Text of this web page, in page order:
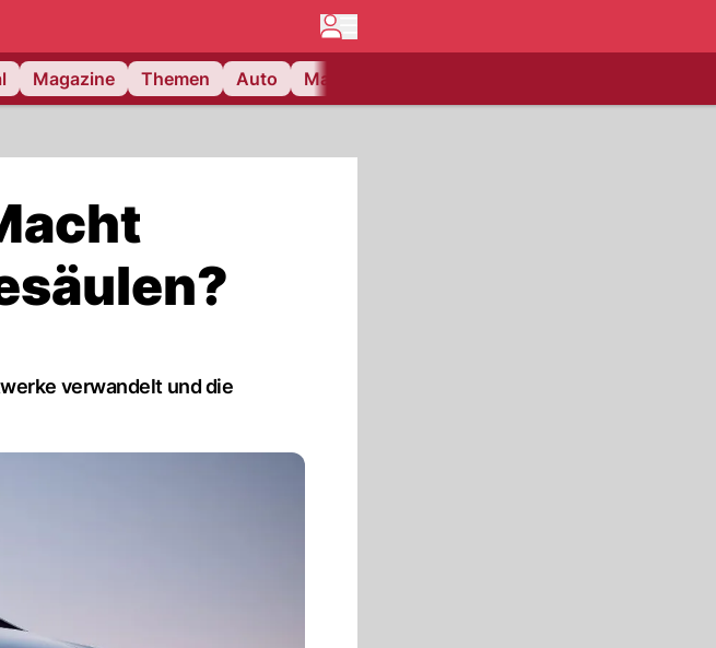
Magazine Themen Auto Matchcenter
verwandelt und die